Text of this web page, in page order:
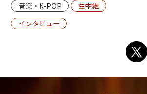
音楽・K-POP
生中継
インタビュー